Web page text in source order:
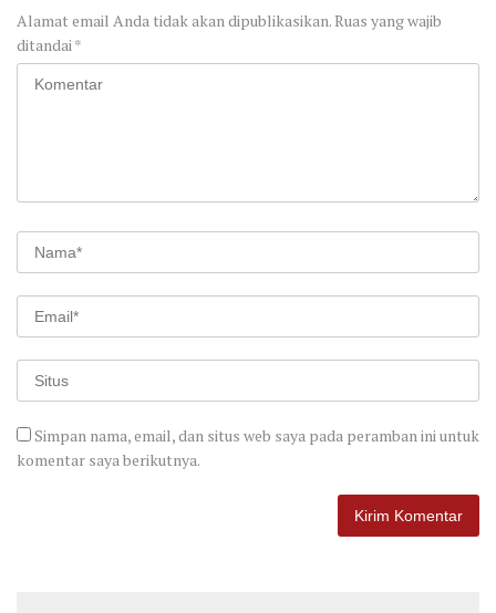
Alamat email Anda tidak akan dipublikasikan.Ruas yang wajib
ditandai*
Simpan nama, email, dan situs web saya pada peramban ini untuk
komentar saya berikutnya.